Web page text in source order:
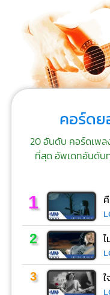
คอร์ดย
20 อันดับ คอร์ดเพล
ที่สุด อัพเดทอันดั
1
2
3